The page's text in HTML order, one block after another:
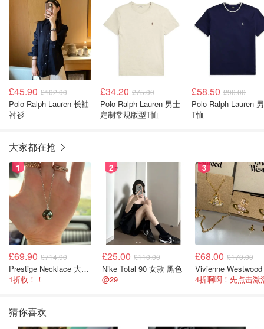
£45.90 £102.00
Polo Ralph Lauren 长袖
衬衫
£34.20 £75.00
Polo Ralph Lauren 男士
定制常规版型T恤
£58.50 £90.00
Polo Ralph Lauren
T恤
大家都在抢
1
£69.90 £714.90
Prestige Necklace 大溪地珍珠项链 10-11mm
1折收！！
2
£25.00 £110.00
Nike Total 90 女款 黑色
@29
3
£68.00 £170.00
猜你喜欢